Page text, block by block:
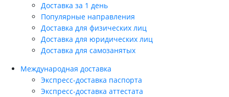
Доставка за 1 день
Популярные направления
Доставка для физических лиц
Доставка для юридических лиц
Доставка для самозанятых
Международная доставка
Экспресс-доставка паспорта
Экспресс-доставка аттестата